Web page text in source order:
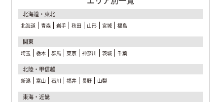
北海道・東北
北海道 青森 岩手 秋田 山形 宮城 福島
関東
埼玉 栃木 群馬 東京 神奈川 茨城 千葉
北陸・甲信越
新潟 富山 石川 福井 長野 山梨
東海・近畿